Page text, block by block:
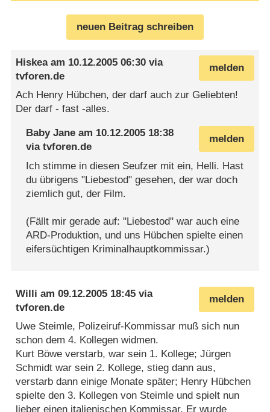
neuen Beitrag schreiben
melden
Hiskeaam 10.12.2005 06:30 via
tvforen.de
Ach Henry Hübchen, der darf auch zur Geliebten!
Der darf - fast -alles.
melden
Baby Jane am 10.12.2005 18:38
viatvforen.de
Ich stimme in diesen Seufzer mit ein, Helli. Hast
du übrigens "Liebestod" gesehen, der war doch
ziemlich gut, der Film.
(Fällt mir gerade auf: "Liebestod" war auch eine
ARD-Produktion, und uns Hübchen spielte einen
eifersüchtigen Kriminalhauptkommissar.)
melden
Willi am09.12.2005 18:45 via
tvforen.de
Uwe Steimle, Polizeiruf-Kommissar muß sich nun
schon dem 4. Kollegen widmen.
Kurt Böwe verstarb, war sein 1. Kollege; Jürgen
Schmidt war sein 2. Kollege, stieg dann aus,
verstarb dann einige Monate später; Henry Hübchen
spielte den 3. Kollegen von Steimle und spielt nun
lieber einen italienischen Kommissar. Er wurde